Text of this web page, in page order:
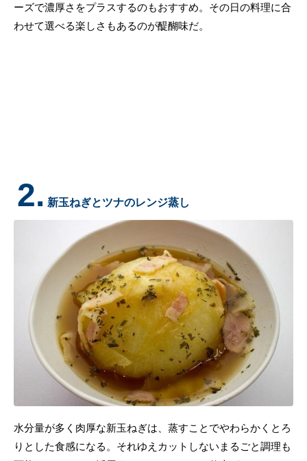
ーズで濃厚さをプラスするのもおすすめ。その日の料理に合
わせて選べる楽しさもあるのが醍醐味だ。
2. 新玉ねぎとツナのレンジ蒸し
水分量が多く肉厚な新玉ねぎは、蒸すことでやわらかくとろ
りとした食感になる。それゆえカットしないまるごと調理も